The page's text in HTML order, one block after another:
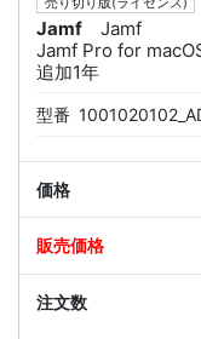
Jamf
Jamf
Jamf Pro for
追加1年
型番